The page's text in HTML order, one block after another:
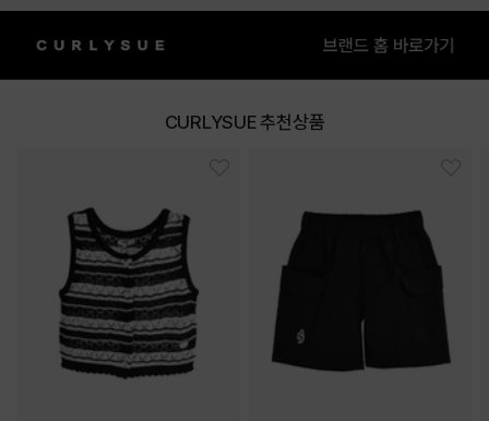
CURLYSUE 추천상품